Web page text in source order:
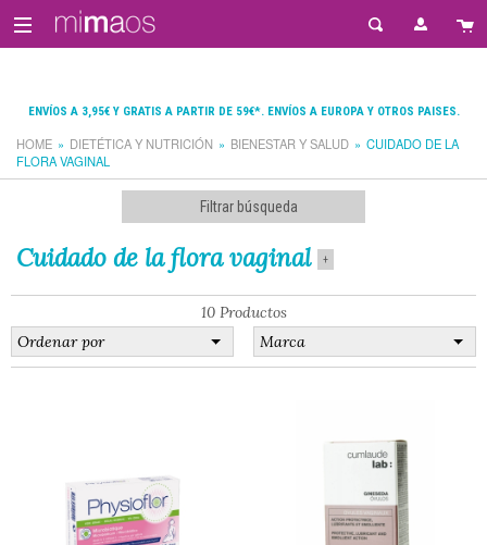
ENVÍOS A 3,95€ Y GRATIS A PARTIR DE 59€*. ENVÍOS A EUROPA Y OTROS PAISES.
HOME DIETÉTICA Y NUTRICIÓN BIENESTAR Y SALUD
CUIDADO DE LA
FLORA VAGINAL
Filtrar búsqueda
Cuidado de la flora vaginal +
10 Productos